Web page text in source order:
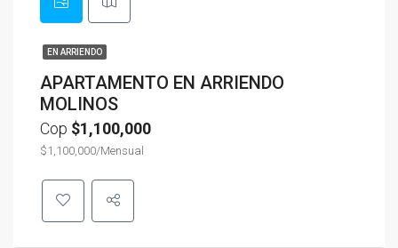
EN ARRIENDO
APARTAMENTO EN ARRIENDO
MOLINOS
Cop $1,100,000
$1,100,000/Mensual